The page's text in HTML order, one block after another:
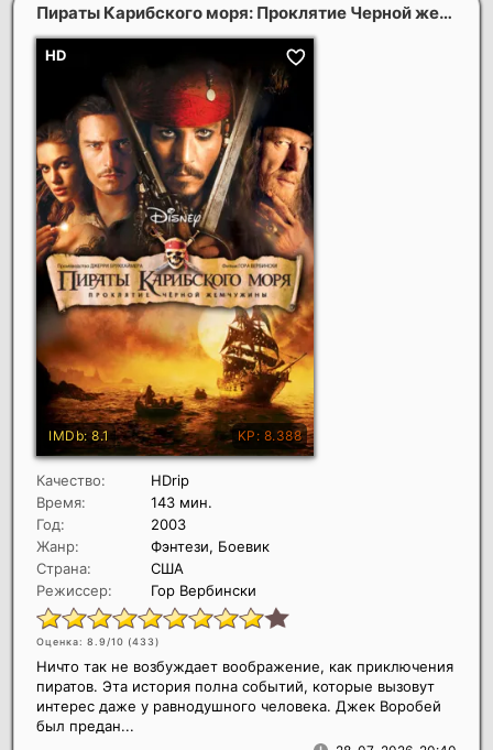
Пираты Карибского моря: Проклятие Черной жемчужины
Качество:
HDrip
Время:
143 мин.
Год:
2003
Жанр:
Фэнтези, Боевик
Страна:
США
Режиссер:
Гор Вербински
Оценка: 8.9/10 (433)
Ничто так не возбуждает воображение, как приключения
пиратов. Эта история полна событий, которые вызовут
интерес даже у равнодушного человека. Джек Воробей
был предан...